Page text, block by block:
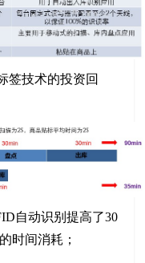
签技术的投资回
自动识别提高了30
时间消耗；